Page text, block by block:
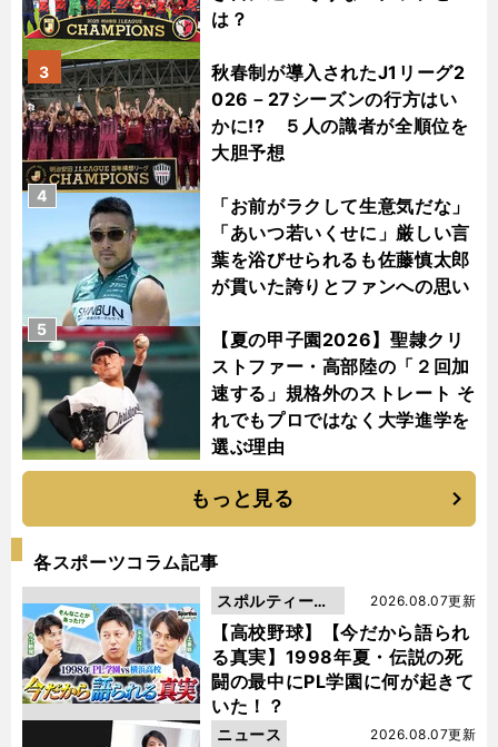
は？
秋春制が導入されたJ1リーグ2
026－27シーズンの行方はい
かに!? ５人の識者が全順位を
大胆予想
3
「お前がラクして生意気だな」
「あいつ若いくせに」厳しい言
葉を浴びせられるも佐藤慎太郎
が貫いた誇りとファンへの思い
4
【夏の甲子園2026】聖隷クリ
ストファー・高部陸の「２回加
速する」規格外のストレート そ
れでもプロではなく大学進学を
選ぶ理由
5
もっと見る
各スポーツコラム記事
【高校野球】【今だから語られ
る真実】1998年夏・伝説の死
闘の最中にPL学園に何が起きて
いた！？
2026.08.07更新
スポルティーバ
動画
2026.08.07更新
ニュース